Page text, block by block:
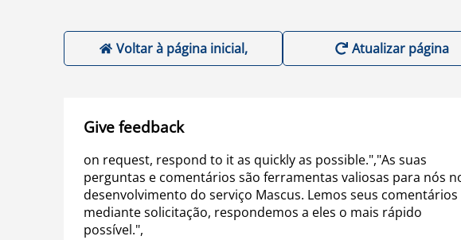
Voltar à página inicial, Atualizar página
Give feedback
on request, respond to it as quickly as possible.","As suas
perguntas e comentários são ferramentas valiosas para nós
desenvolvimento do serviço Mascus. Lemos seus comentários
mediante solicitação, respondemos a eles o mais rápido
possível.",